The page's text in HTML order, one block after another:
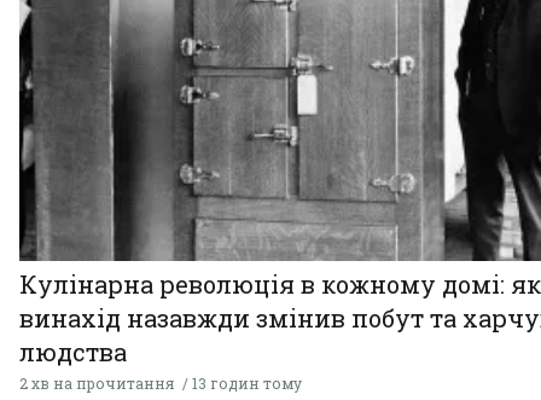
Кулінарна революція в кожному домі:
винахід назавжди змінив побут та
людства
2 хв на прочитання 13 годин тому